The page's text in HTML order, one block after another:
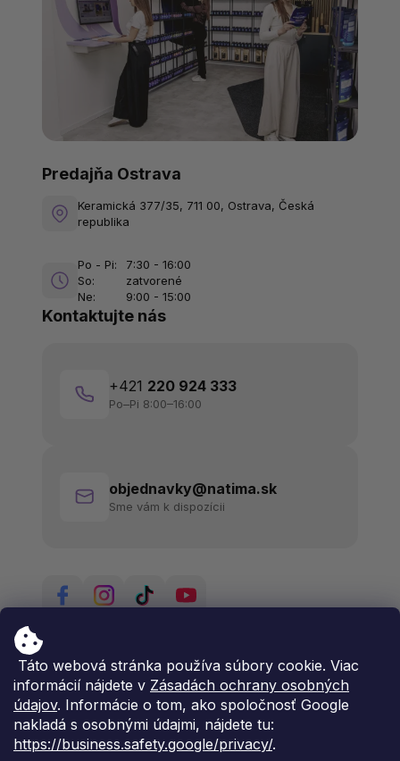
Táto webová stránka používa súbory cookie. Viac
informácií nájdete v Zásadách ochrany osobných
údajov. Informácie o tom, ako spoločnosť Google
nakladá s osobnými údajmi, nájdete tu:
https://business.safety.google/privacy/.
Kontaktujte nás
+421 220 924 333
Po–Pi 8:00–16:00
objednavky@natima.sk
Sme vám k dispozícii
Predajňa Ostrava
Keramická 377/35, 711 00, Ostrava, Česká
republika
Po - Pi:
7:30 - 16:00
So:
zatvorené
Ne:
9:00 - 15:00